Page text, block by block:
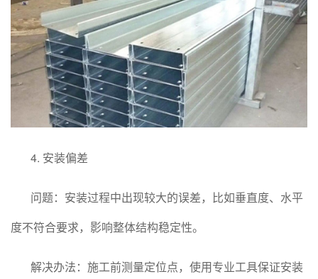
4. 安装偏差
问题：安装过程中出现较大的误差，比如垂直度、水平
度不符合要求，影响整体结构稳定性。
解决办法：施工前测量定位点，使用专业工具保证安装